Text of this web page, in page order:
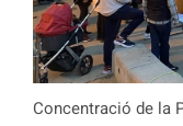
Concentració de la